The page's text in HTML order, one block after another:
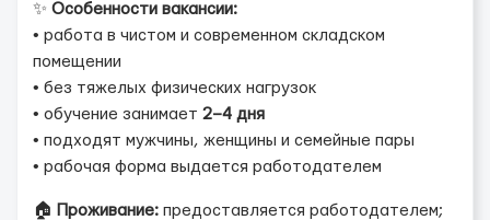
✨ Особенности вакансии:
• работа в чистом и современном складском
помещении
• без тяжелых физических нагрузок
• обучение занимает 2–4 дня
• подходят мужчины, женщины и семейные пары
• рабочая форма выдается работодателем
🏠 Проживание: предоставляется работодателем;